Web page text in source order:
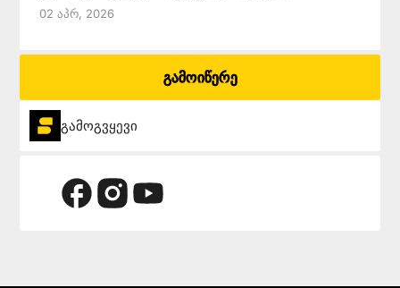
02 Აპრ, 2026
გამოიწერე
გამოგვყევი